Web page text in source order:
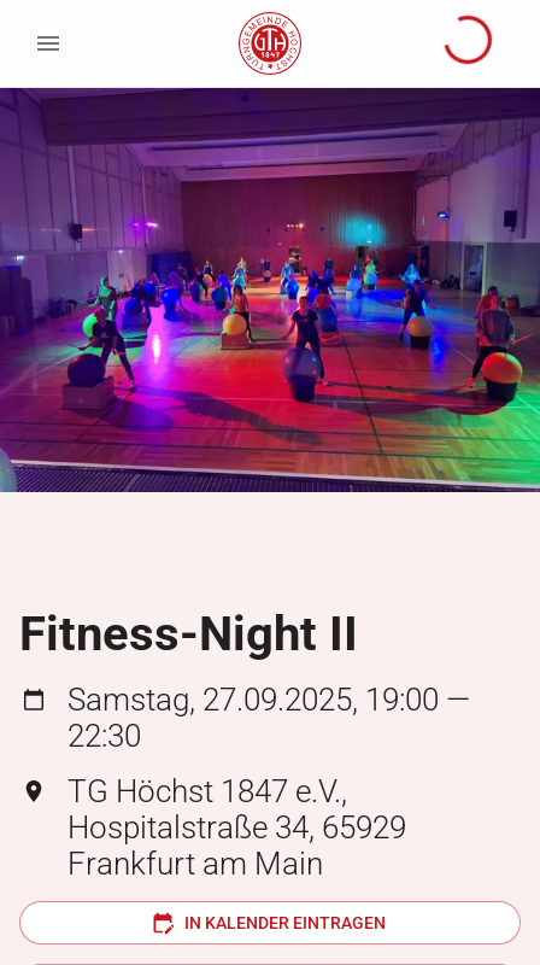
Fitness-Night II
Samstag, 27.09.2025, 19:00 —
22:30
TG Höchst 1847 e.V.,
Hospitalstraße 34, 65929
Frankfurt am Main
IN KALENDER EINTRAGEN